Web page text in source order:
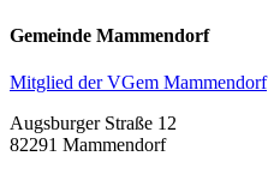
Gemeinde Mammendorf
Mitglied der VGem Mammendorf
Augsburger Straße 12
82291 Mammendorf